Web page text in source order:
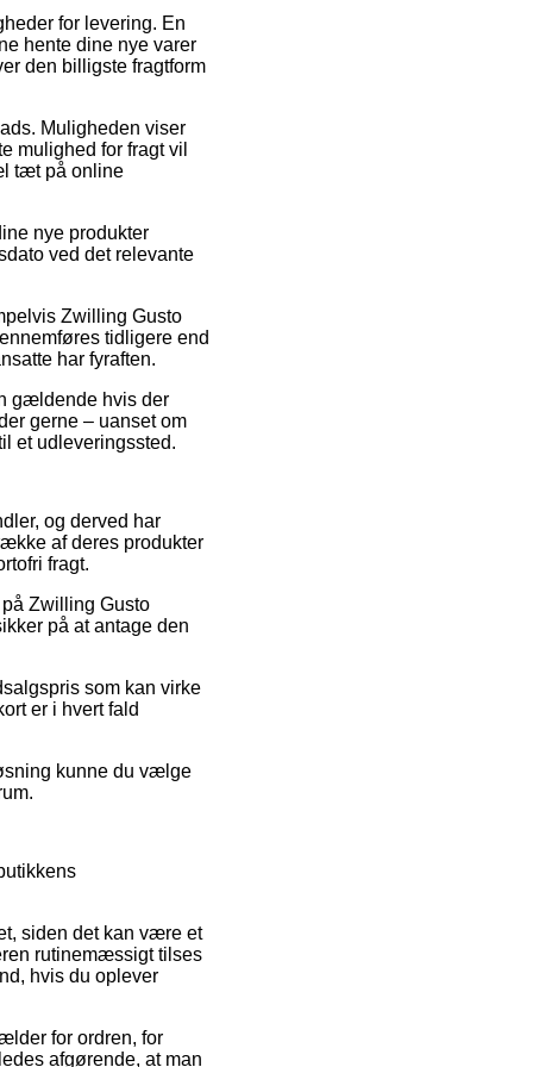
for levering. En
hente dine nye varer
den billigste fragtform
Muligheden viser
mulighed for fragt vil
tæt på online
nye produkter
ved det relevante
Zwilling Gusto
tidligere end
har fyraften.
gældende hvis der
gerne – uanset om
et udleveringssted.
og derved har
af deres produkter
fragt.
Zwilling Gusto
på at antage den
som kan virke
er i hvert fald
kunne du vælge
siden det kan være et
rutinemæssigt tilses
hvis du oplever
for ordren, for
afgørende, at man